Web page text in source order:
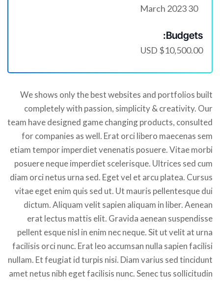
30 March 2023
Budgets:
$10,500.00 USD
We shows only the best websites and portfolios built
completely with passion, simplicity & creativity. Our
team have designed game changing products, consulted
for companies as well. Erat orci libero maecenas sem
etiam tempor imperdiet venenatis posuere. Vitae morbi
posuere neque imperdiet scelerisque. Ultrices sed cum
diam orci netus urna sed. Eget vel et arcu platea. Cursus
vitae eget enim quis sed ut. Ut mauris pellentesque dui
dictum. Aliquam velit sapien aliquam in liber. Aenean
erat lectus mattis elit. Gravida aenean suspendisse
pellent esque nisl in enim nec neque. Sit ut velit at urna
facilisis orci nunc. Erat leo accumsan nulla sapien facilisi
nullam. Et feugiat id turpis nisi. Diam varius sed tincidunt
amet netus nibh eget facilisis nunc. Senec tus sollicitudin